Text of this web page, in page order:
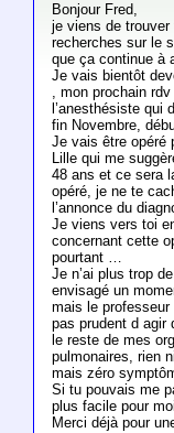
Bonjour Fred,
je viens de trouver
recherches sur le
que ça continue à
Je vais bientôt
, mon prochain
l’anesthésiste qui
fin Novembre,
Je vais être opéré
Lille qui me
48 ans et ce sera
opéré, je ne te
l’annonce du
Je viens vers toi
concernant cette
pourtant …
Je n’ai plus trop
envisagé un
mais le professeur
pas prudent d agir
le reste de mes
pulmonaires, rien
mais zéro
Si tu pouvais me
plus facile pour
Merci déjà pour